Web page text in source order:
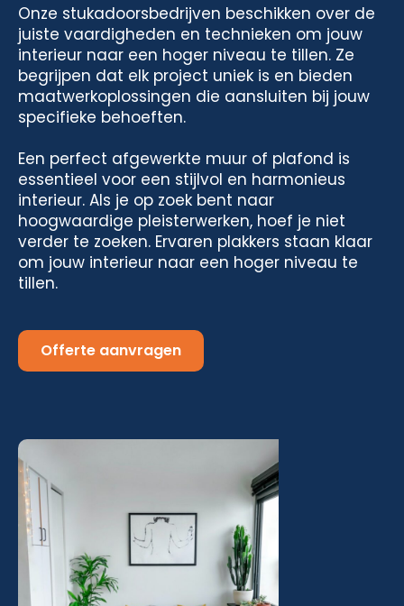
Onze stukadoorsbedrijven beschikken over de
juiste vaardigheden en technieken om jouw
interieur naar een hoger niveau te tillen. Ze
begrijpen dat elk project uniek is en bieden
maatwerkoplossingen die aansluiten bij jouw
specifieke behoeften.
Een perfect afgewerkte muur of plafond is
essentieel voor een stijlvol en harmonieus
interieur. Als je op zoek bent naar
hoogwaardige pleisterwerken, hoef je niet
verder te zoeken. Ervaren plakkers staan klaar
om jouw interieur naar een hoger niveau te
tillen.
Offerte aanvragen